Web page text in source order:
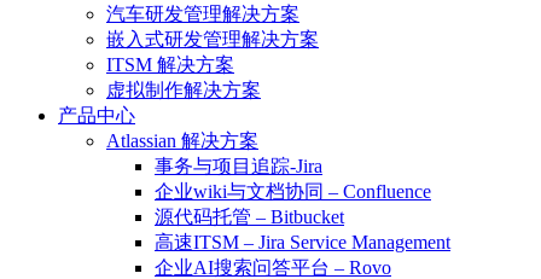
汽车研发管理解决方案
嵌入式研发管理解决方案
ITSM 解决方案
虚拟制作解决方案
产品中心
Atlassian 解决方案
事务与项目追踪-Jira
企业wiki与文档协同 – Confluence
源代码托管 – Bitbucket
高速ITSM – Jira Service Management
企业AI搜索问答平台 – Rovo